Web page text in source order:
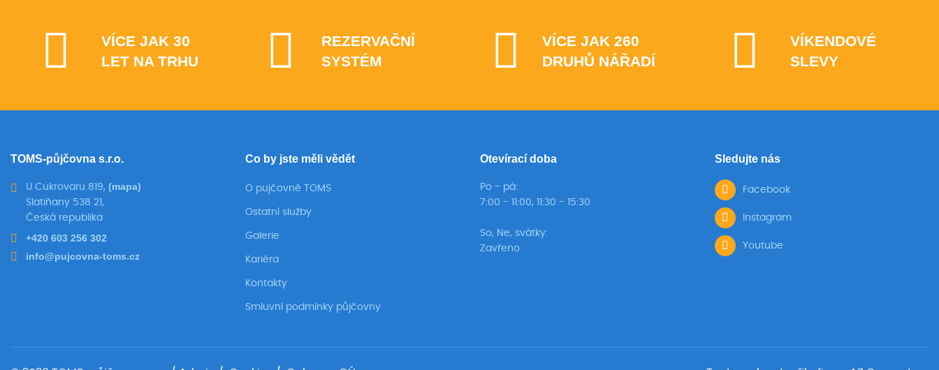
VÍCE JAK 30
LET NA TRHU
REZERVAČNÍ
SYSTÉM
VÍCE JAK 260
DRUHŮ NÁŘADÍ
VÍKENDOVÉ
SLEVY
TOMS-půjčovna s.r.o.
U Cukrovaru 819, (mapa)
Slatiňany 538 21,
Česká republika
+420 603 256 302
info@pujcovna-toms.cz
Co by jste měli vědět
O pujčovně TOMS
Ostatní služby
Galerie
Kariéra
Kontakty
Smluvní podmínky půjčovny
Otevírací doba
Po - pá:
7:00 - 11:00, 11:30 - 15:30
So, Ne, svátky:
Zavřeno
Sledujte nás
Facebook
Instagram
Youtube